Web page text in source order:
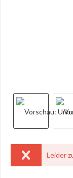
Leider